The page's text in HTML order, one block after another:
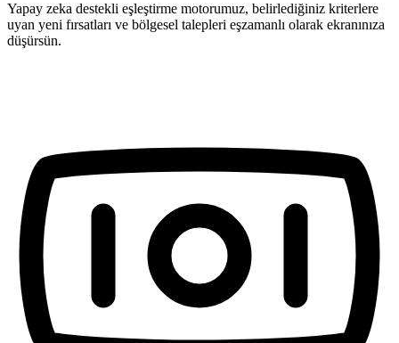
Yapay zeka destekli eşleştirme motorumuz, belirlediğiniz kriterlere
uyan yeni fırsatları ve bölgesel talepleri eşzamanlı olarak ekranınıza
düşürsün.